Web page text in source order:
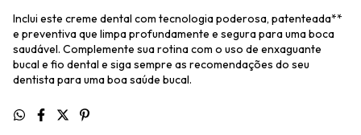
Inclui este creme dental com tecnologia poderosa, patenteada**
e preventiva que limpa profundamente e segura para uma boca
saudável. Complemente sua rotina com o uso de enxaguante
bucal e fio dental e siga sempre as recomendações do seu
dentista para uma boa saúde bucal.